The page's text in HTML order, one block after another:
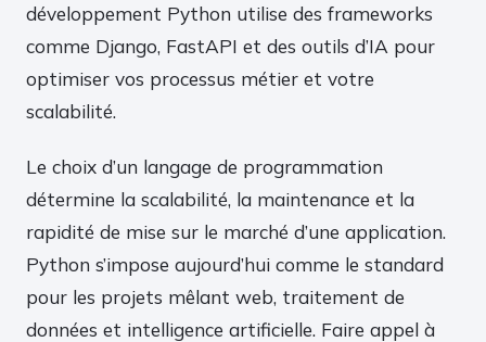
développement Python utilise des frameworks
comme Django, FastAPI et des outils d’IA pour
optimiser vos processus métier et votre
scalabilité.
Le choix d’un langage de programmation
détermine la scalabilité, la maintenance et la
rapidité de mise sur le marché d’une application.
Python s’impose aujourd’hui comme le standard
pour les projets mêlant web, traitement de
données et intelligence artificielle. Faire appel à